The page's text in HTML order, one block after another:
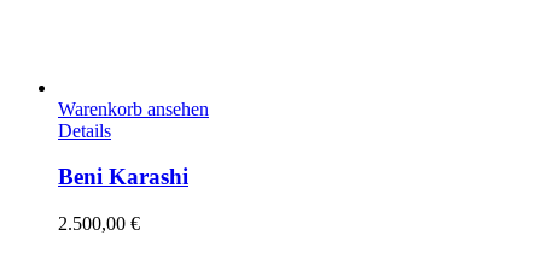
Warenkorb ansehen
Details
Beni Karashi
2.500,00 €